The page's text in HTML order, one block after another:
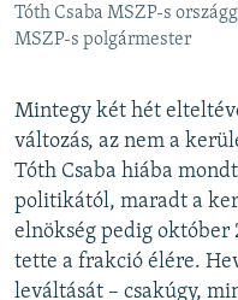
Tóth Csaba MSZP-s
MSZP-s polgármester
Mintegy két hét
változás, az nem a
Tóth Csaba hiába
politikától, maradt a
elnökség pedig
tette a frakció élére.
leváltását – csakúgy,